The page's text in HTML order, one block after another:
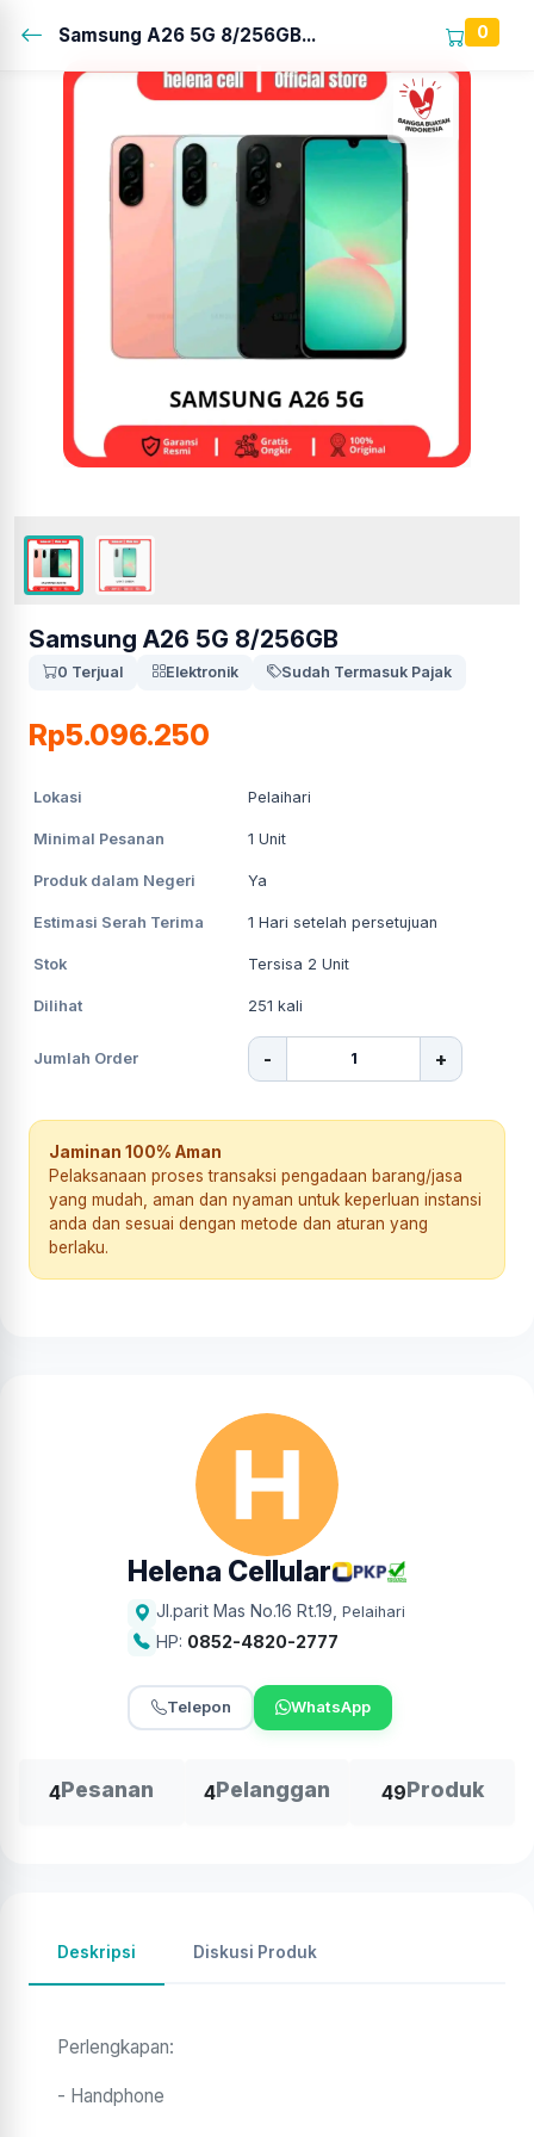
Samsung A26 5G 8/256GB... 0
Samsung A26 5G 8/256GB
0 Terjual Elektronik Sudah Termasuk Pajak
Rp5.096.250
Lokasi Pelaihari
Minimal Pesanan 1 Unit
Produk dalam Negeri Ya
Estimasi Serah Terima 1 Hari setelah persetujuan
Stok Tersisa 2 Unit
Dilihat 251 kali
Jumlah Order - +
Jaminan 100% Aman
Pelaksanaan proses transaksi pengadaan barang/jasa
yang mudah, aman dan nyaman untuk keperluan instansi
anda dan sesuai dengan metode dan aturan yang
berlaku.
Helena Cellular
Jl.parit Mas No.16 Rt.19 Pelaihari
HP: 0852-4820-2777
Telepon WhatsApp
4Pesanan 4Pelanggan 49Produk
Deskripsi Diskusi Produk
Perlengkapan:
- Handphone